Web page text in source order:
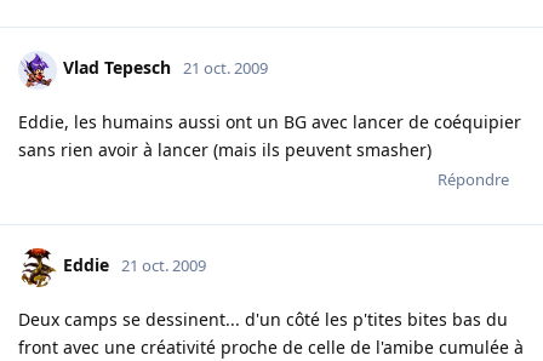
Vlad Tepesch 21 oct. 2009
Eddie, les humains aussi ont un BG avec lancer de coéquipier
sans rien avoir à lancer (mais ils peuvent smasher)
Répondre
Eddie 21 oct. 2009
Deux camps se dessinent... d'un côté les p'tites bites bas du
front avec une créativité proche de celle de l'amibe cumulée à